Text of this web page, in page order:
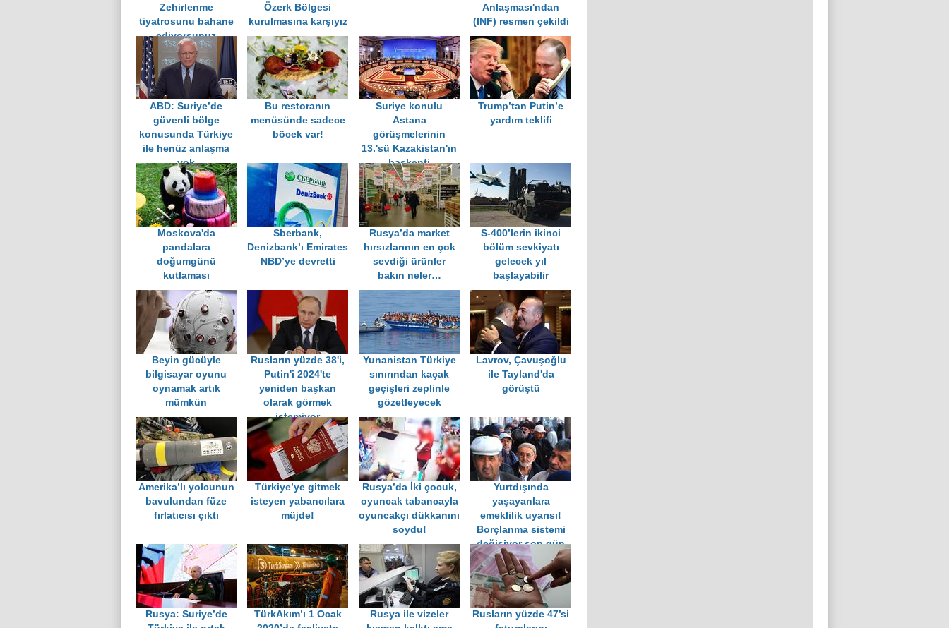
Zehirlenme
tiyatrosunu bahane
ediyorsunuz
Özerk Bölgesi
kurulmasına karşıyız
Anlaşması'ndan
(INF) resmen çekildi
ABD: Suriye’de
güvenli bölge
konusunda Türkiye
ile henüz anlaşma
yok
Bu restoranın
menüsünde sadece
böcek var!
Suriye konulu
Astana
görüşmelerinin
13.'sü Kazakistan'ın
başkenti
Nursultan'da
yapılıyor
Trump’tan Putin’e
yardım teklifi
Moskova'da
pandalara
doğumgünü
kutlaması
Sberbank,
Denizbank’ı Emirates
NBD’ye devretti
Rusya’da market
hırsızlarının en çok
sevdiği ürünler
bakın neler…
S-400’lerin ikinci
bölüm sevkiyatı
gelecek yıl
başlayabilir
Beyin gücüyle
bilgisayar oyunu
oynamak artık
mümkün
Rusların yüzde 38'i,
Putin'i 2024'te
yeniden başkan
olarak görmek
istemiyor
Yunanistan Türkiye
sınırından kaçak
geçişleri zeplinle
gözetleyecek
Lavrov, Çavuşoğlu
ile Tayland'da
görüştü
Amerika’lı yolcunun
bavulundan füze
fırlatıcısı çıktı
Türkiye’ye gitmek
isteyen yabancılara
müjde!
Rusya’da İki çocuk,
oyuncak tabancayla
oyuncakçı dükkanını
soydu!
Yurtdışında
yaşayanlara
emeklilik uyarısı!
Borçlanma sistemi
değişiyor son gün
31 Temmuz…
Rusya: Suriye’de
TürkAkım’ı 1 Ocak
Rusya ile vizeler
Rusların yüzde 47’si